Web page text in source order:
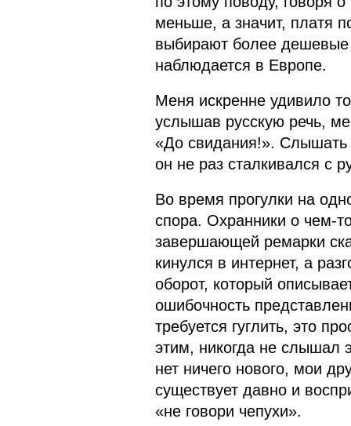
меньше, а значит, платя
выбирают более
наблюдается в Европе.
Меня искренне удивило
услышав русскую речь,
«До свидания!». Слышать
он не раз сталкивался с
Во время прогулки на
спора. Охранники о чем-
завершающей ремарки
кинулся в интернет, а
оборот, который
ошибочность
требуется гуглить, это
этим, никогда не слышал
нет ничего нового, мои
существует давно и
«не говори чепухи».